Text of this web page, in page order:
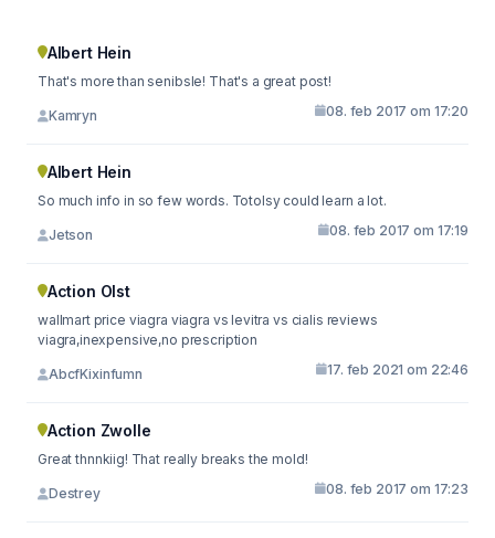
Albert Hein
That's more than senibsle! That's a great post!
Kamryn 08. feb 2017 om 17:20
Albert Hein
So much info in so few words. Totolsy could learn a lot.
Jetson 08. feb 2017 om 17:19
Action Olst
wallmart price viagra viagra vs levitra vs cialis reviews
viagra,inexpensive,no prescription
AbcfKixinfumn 17. feb 2021 om 22:46
Action Zwolle
Great thnnkiig! That really breaks the mold!
Destrey 08. feb 2017 om 17:23